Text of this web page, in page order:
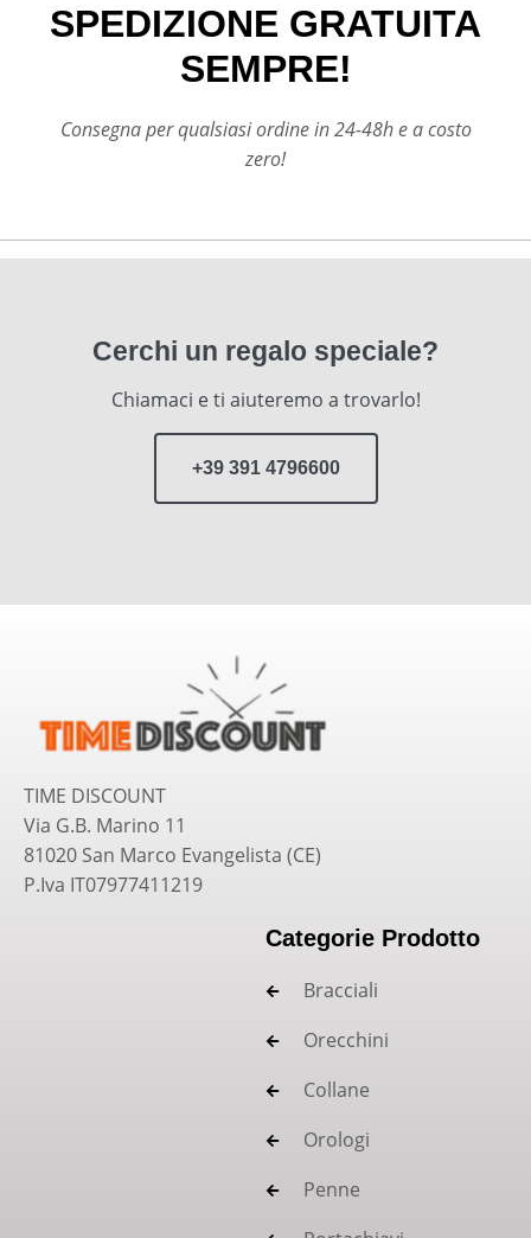
SPEDIZIONE GRATUITA
SEMPRE!
Consegna per qualsiasi ordine in 24-48h e a costo
zero!
Cerchi un regalo speciale?
Chiamaci e ti aiuteremo a trovarlo!
+39 391 4796600
TIME DISCOUNT
Via G.B. Marino 11
81020 San Marco Evangelista (CE)
P.Iva IT07977411219
Categorie Prodotto
Bracciali
Orecchini
Collane
Orologi
Penne